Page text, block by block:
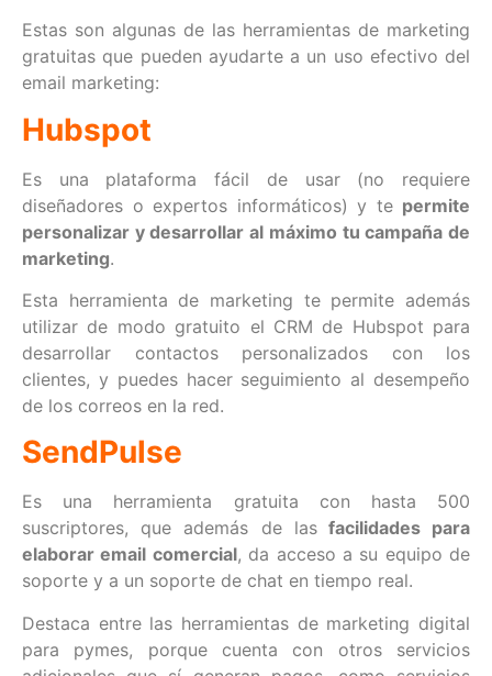
Estas son algunas de las herramientas de marketing
gratuitas que pueden ayudarte a un uso efectivo del
email marketing:
Hubspot
Es una plataforma fácil de usar (no requiere
diseñadores o expertos informáticos) y te permite
personalizar y desarrollar al máximo tu campaña de
marketing.
Esta herramienta de marketing te permite además
utilizar de modo gratuito el CRM de Hubspot para
desarrollar contactos personalizados con los
clientes, y puedes hacer seguimiento al desempeño
de los correos en la red.
SendPulse
Es una herramienta gratuita con hasta 500
suscriptores, que además de lasfacilidades para
elaborar email comercial, da acceso a su equipo de
soporte y a un soporte de chat en tiempo real.
Destaca entre las herramientas de marketing digital
para pymes, porque cuenta con otros servicios